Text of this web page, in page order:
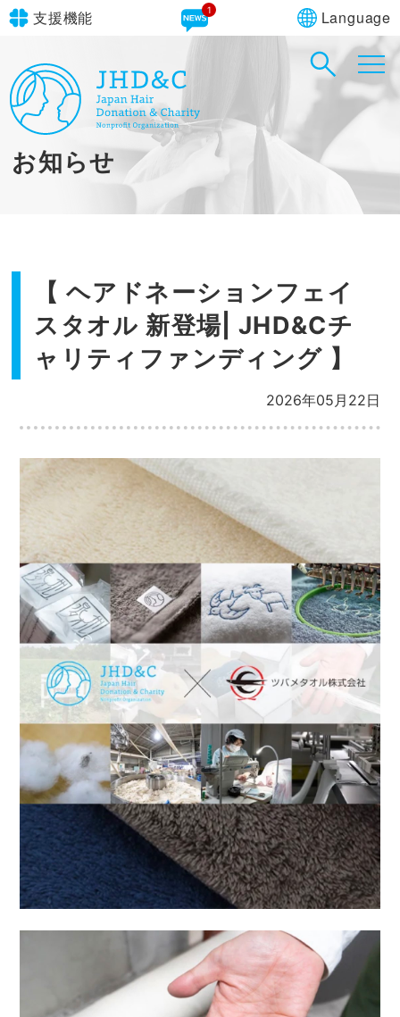
支援機能
文字サイズ 標準
青 黒
やさしいにほんご
1 Language
in simple English
お知らせ
【 ヘアドネーションフェイ
スタオル 新登場| JHD&Cチ
ャリティファンディング 】
2026年05月22日